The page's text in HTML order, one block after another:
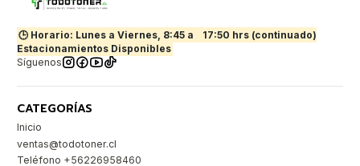
🕒 Horario: Lunes a Viernes, 8:45 a
17:50 hrs (continuado)
Estacionamientos Disponibles
Síguenos
CATEGORÍAS
Inicio
ventas@todotoner.cl
Teléfono +56226958460